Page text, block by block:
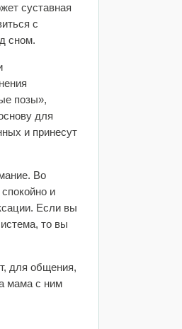
суставная
с
сном.
позы»,
для
и принесут
Во
и
Если вы
то вы
для общения,
мама с ним